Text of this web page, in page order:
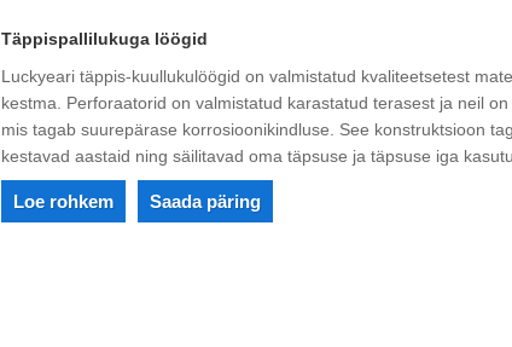
Täppispallilukuga löögid
Luckyeari täppis-kuullukulöögid on valmistatud kvaliteetsetest
kestma. Perforaatorid on valmistatud karastatud terasest ja neil
mis tagab suurepärase korrosioonikindluse. See konstruktsioon
kestavad aastaid ning säilitavad oma täpsuse ja täpsuse iga
Loe rohkem Saada päring